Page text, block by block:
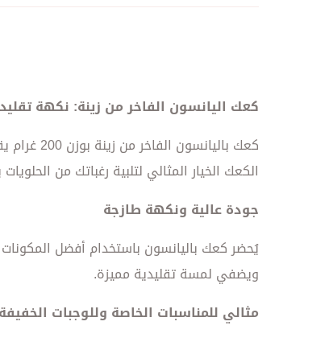
كعك اليانسون الفاخر من زينة: نكهة
كعك
الكعك الخيار المثالي لتلبية رغباتك من
جودة عالية ونكهة طازجة
يُحضر كعك باليانسون باستخدام أفضل
ويضفي لمسة تقليدية مميزة.
مثالي للمناسبات الخاصة وللوجبات الخفيفة